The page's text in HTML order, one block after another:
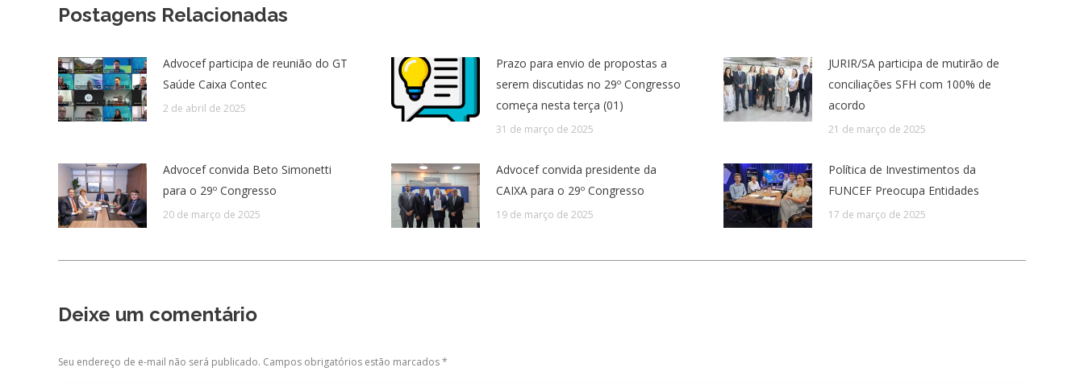
Postagens Relacionadas
Advocef participa de reunião do GT
Saúde Caixa Contec
2 de abril de 2025
Prazo para envio de propostas a
serem discutidas no 29º Congresso
começa nesta terça (01)
31 de março de 2025
JURIR/SA participa de mutirão de
conciliações SFH com 100% de
acordo
21 de março de 2025
Advocef convida Beto Simonetti
para o 29º Congresso
20 de março de 2025
Advocef convida presidente da
CAIXA para o 29º Congresso
19 de março de 2025
Política de Investimentos da
FUNCEF Preocupa Entidades
17 de março de 2025
Deixe um comentário
Seu endereço de e-mail não será publicado. Campos obrigatórios estão marcados*